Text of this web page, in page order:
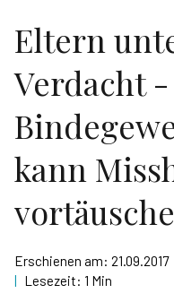
Eltern
Verdacht -
kann
Erschienen am: 21.09.2017
| Lesezeit: 1 Min